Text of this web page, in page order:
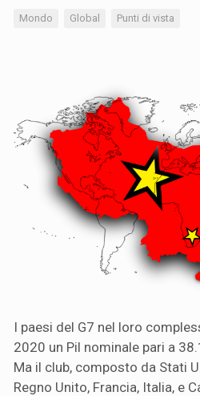
Mondo Global Punti di vista
I paesi del G7 nel loro
2020 un Pil nominale pari a
Ma il club, composto da Stati
Regno Unito, Francia, Italia, e